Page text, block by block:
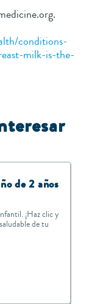
conditions-
milk-is-the-
de 2 años
¡Haz clic y
de tu